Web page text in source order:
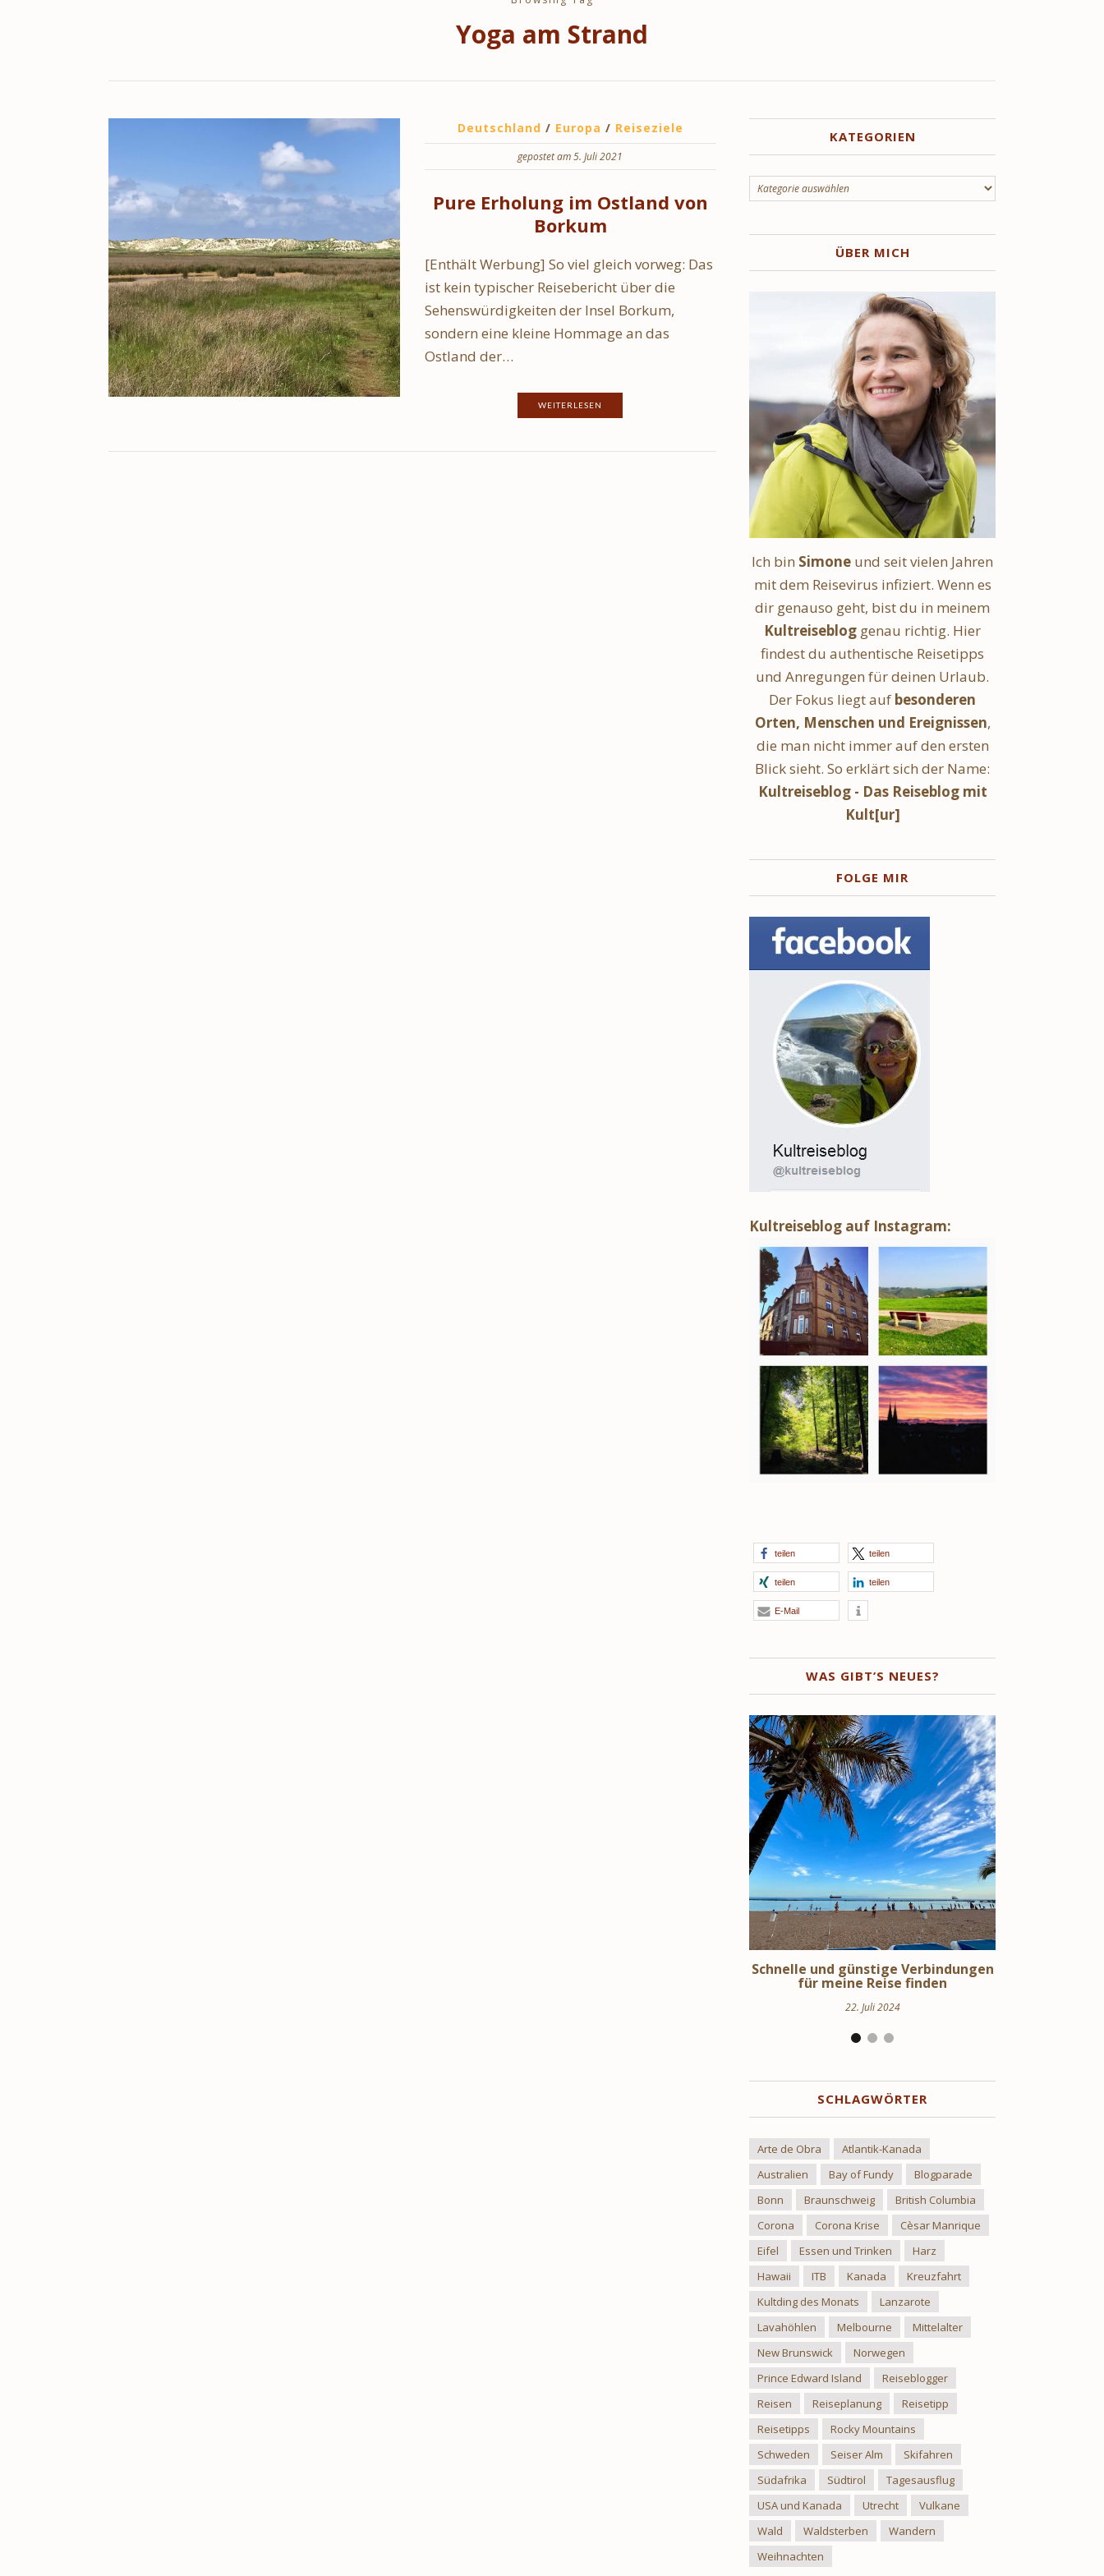
Yoga am Strand
Deutschland / Europa / Reiseziele
gepostet am 5. Juli 2021
Pure Erholung im Ostland von
Borkum
[Enthält Werbung] So viel gleich vorweg: Das
ist kein typischer Reisebericht über die
Sehenswürdigkeiten der Insel Borkum,
sondern eine kleine Hommage an das
Ostland der…
WEITERLESEN
KATEGORIEN
Kategorien
ÜBER MICH
Ich bin Simone und seit vielen Jahren
mit dem Reisevirus infiziert. Wenn es
dir genauso geht, bist du in meinem
Kultreiseblog genau richtig. Hier
findest du authentische Reisetipps
und Anregungen für deinen Urlaub.
Der Fokus liegt auf besonderen
Orten, Menschen und Ereignissen,
die man nicht immer auf den ersten
Blick sieht. So erklärt sich der Name:
Kultreiseblog - Das Reiseblog mit
Kult[ur]
FOLGE MIR
Kultreiseblog auf Instagram:
teilen teilen
teilen teilen
E-Mail
WAS GIBT’S NEUES?
Schweden Urlaub – Haus am See in
Uppland
24. März 2024
SCHLAGWÖRTER
Arte de Obra
Atlantik-Kanada
Australien
Bay of Fundy
Blogparade
Bonn
Braunschweig
British Columbia
Corona
Corona Krise
Cèsar Manrique
Eifel
Essen und Trinken
Harz
Hawaii
ITB Kanada
Kreuzfahrt
Kultding des Monats
Lanzarote
Lavahöhlen
Melbourne
Mittelalter
New Brunswick
Norwegen
Prince Edward Island
Reiseblogger
Reisen
Reiseplanung
Reisetipp
Reisetipps
Rocky Mountains
Schweden
Seiser Alm
Skifahren
Südafrika
Südtirol
Tagesausflug
USA und Kanada
Utrecht
Vulkane
Wald
Waldsterben
Wandern
Weihnachten